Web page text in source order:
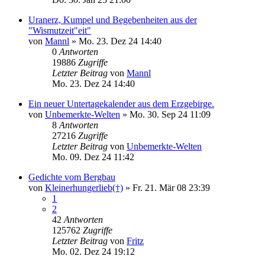
Uranerz, Kumpel und Begebenheiten aus der
"Wismutzeit"eit"
von Mannl » Mo. 23. Dez 24 14:40
0 Antworten
19886 Zugriffe
Letzter Beitrag von Mannl
Mo. 23. Dez 24 14:40
Ein neuer Untertagekalender aus dem Erzgebirge.
von Unbemerkte-Welten » Mo. 30. Sep 24 11:09
8 Antworten
27216 Zugriffe
Letzter Beitrag von Unbemerkte-Welten
Mo. 09. Dez 24 11:42
Gedichte vom Bergbau
von Kleinerhungerlieb(†) » Fr. 21. Mär 08 23:39
1
2
42 Antworten
125762 Zugriffe
Letzter Beitrag von Fritz
Mo. 02. Dez 24 19:12